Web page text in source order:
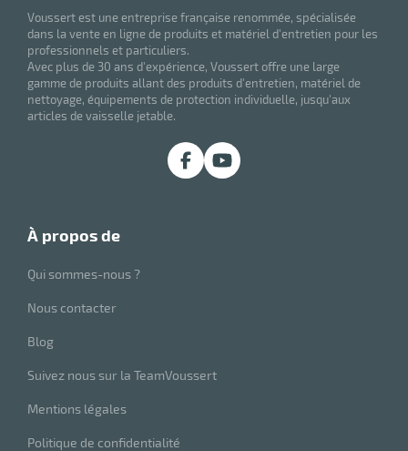
Voussert est une entreprise française renommée, spécialisée
dans la vente en ligne de produits et matériel d'entretien pour les
professionnels et particuliers.
Avec plus de 30 ans d'expérience, Voussert offre une large
gamme de produits allant des produits d'entretien, matériel de
nettoyage, équipements de protection individuelle, jusqu'aux
articles de vaisselle jetable.
à propos de
Qui sommes-nous ?
Nous contacter
Blog
Suivez nous sur la TeamVoussert
Mentions légales
Politique de confidentialité